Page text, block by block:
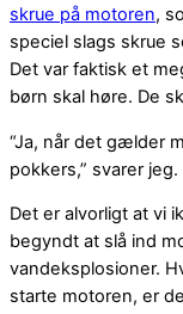
skrue på motoren,
speciel slags skrue
Det var faktisk et
børn skal høre. De
“Ja, når det gælder
pokkers,” svarer jeg.
Det er alvorligt at vi
begyndt at slå ind
vandeksplosioner.
starte motoren, er